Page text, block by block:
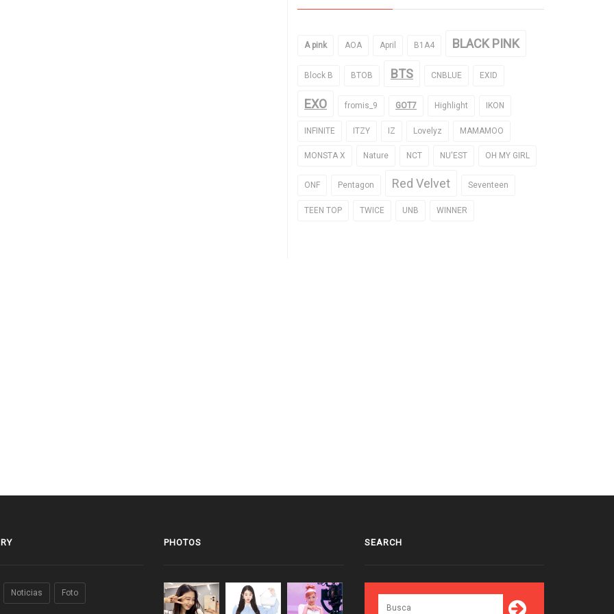
A pink AOA April B1A4 BLACK PINK
Block B BTOB BTS CNBLUE EXID
EXO fromis_9 GOT7 Highlight IKON
INFINITE ITZY IZ Lovelyz MAMAMOO
MONSTA X Nature NCT NU'EST OH MY GIRL
ONF Pentagon Red Velvet Seventeen
TEEN TOP TWICE UNB WINNER
Noticias Foto
PHOTOS SEARCH